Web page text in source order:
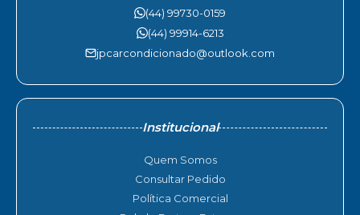
(44) 99730-0159
(44) 99914-6213
jpcarcondicionado@outlook.com
Institucional
Quem Somos
Consultar Pedido
Política Comercial